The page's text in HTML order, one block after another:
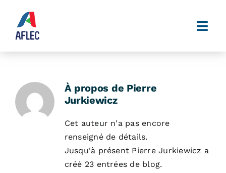
contenu
LE RÉSEAU DES ÉTABLISSEMENTS
TRAVAILLER À L’AFLEC
À propos de Pierre
Jurkiewicz
Cet auteur n'a pas encore
renseigné de détails.
Jusqu'à présent Pierre Jurkiewicz a
créé 23 entrées de blog.